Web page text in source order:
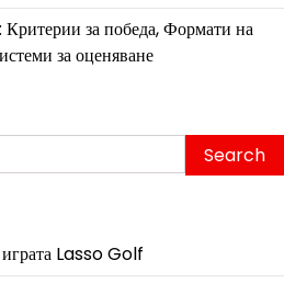
за победа, Формати на
за оценяване
Lasso Golf